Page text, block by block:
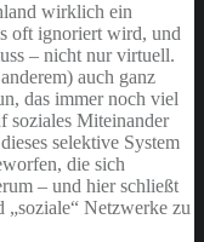
wirklich ein
oft ignoriert wird, und
– nicht nur virtuell.
auch ganz
das immer noch viel
soziales Miteinander
selektive System
die sich
– und hier schließt
„soziale“ Netzwerke zu